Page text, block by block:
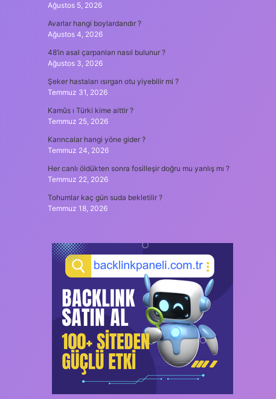
Ağustos 5, 2026
Avarlar hangi boylardandır ?
Ağustos 4, 2026
48’in asal çarpanları nasıl bulunur ?
Ağustos 3, 2026
Şeker hastaları ısırgan otu yiyebilir mi ?
Temmuz 31, 2026
Kamûs ı Türki kime aittir ?
Temmuz 25, 2026
Karıncalar hangi yöne gider ?
Temmuz 24, 2026
Her canlı öldükten sonra fosilleşir doğru mu yanlış mı ?
Temmuz 22, 2026
Tohumlar kaç gün suda bekletilir ?
Temmuz 18, 2026